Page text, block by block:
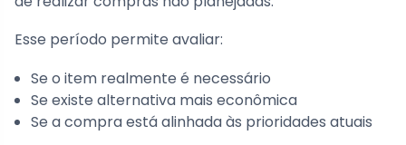
Esse período permite avaliar:
Se o item realmente é necessário
Se existe alternativa mais econômica
Se a compra está alinhada às prioridades atuais